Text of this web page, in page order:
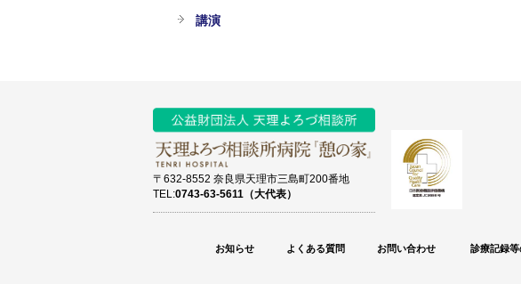
講演
〒632-8552 奈良県天理市三島町200番地
TEL:0743-63-5611（大代表）
お知らせ よくある質問 お問い合わせ 診療記録